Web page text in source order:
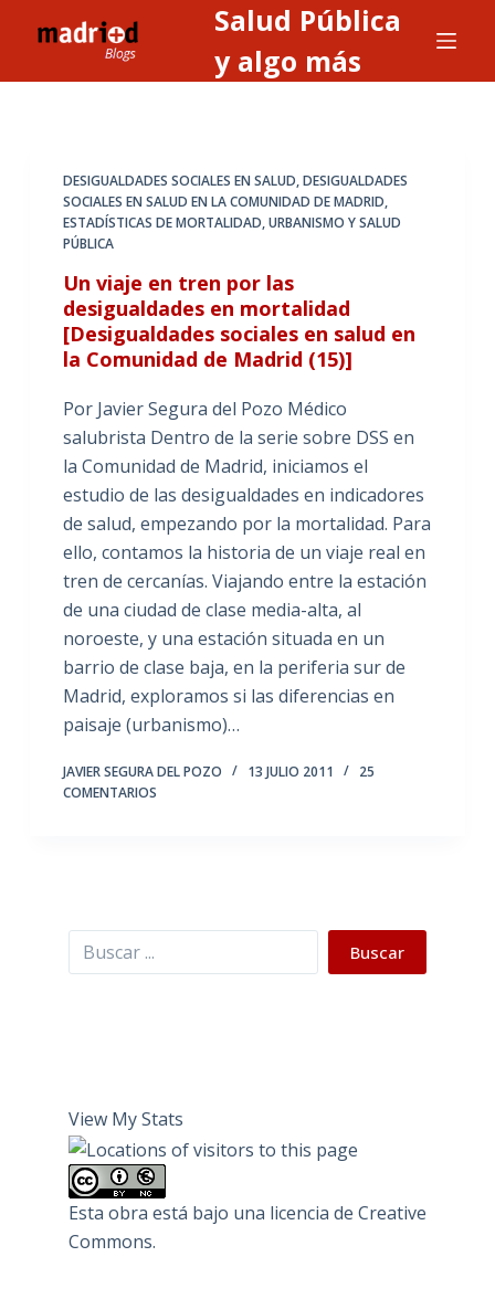
l
Salud Pública
y algo más
DESIGUALDADES SOCIALES EN SALUD,DESIGUALDADES
SOCIALES EN SALUD EN LA COMUNIDAD DE MADRID,
ESTADÍSTICAS DE MORTALIDAD,URBANISMO Y SALUD
PÚBLICA
Un viaje en tren por las
desigualdades en mortalidad
[Desigualdades sociales en salud en
la Comunidad de Madrid (15)]
Por Javier Segura del Pozo Médico
salubrista Dentro de la serie sobre DSS en
la Comunidad de Madrid, iniciamos el
estudio de las desigualdades en indicadores
de salud, empezando por la mortalidad. Para
ello, contamos la historia de un viaje real en
tren de cercanías. Viajando entre la estación
de una ciudad de clase media-alta, al
noroeste, y una estación situada en un
barrio de clase baja, en la periferia sur de
Madrid, exploramos si las diferencias en
paisaje (urbanismo)…
JAVIER SEGURA DEL POZO 13 JULIO 2011
25
COMENTARIOS
Buscar Buscar
View My Stats
Esta obra está bajo una licencia de Creative
Commons.